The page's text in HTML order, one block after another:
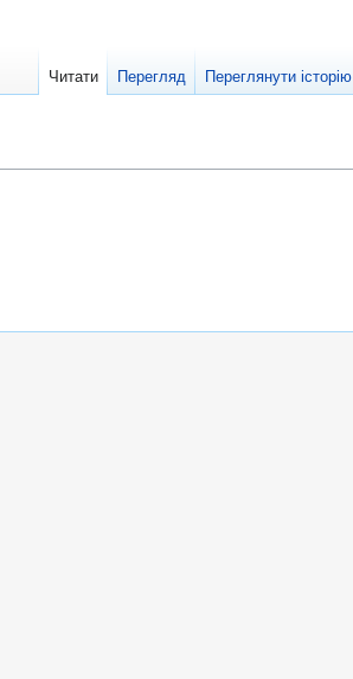
Читати Перегляд Переглянути історію